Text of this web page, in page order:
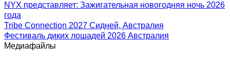
NYX представляет: Зажигательная новогодняя ночь 2026
года
Tribe Connection 2027 Сидней, Австралия
Фестиваль диких лошадей 2026 Австралия
Медиафайлы